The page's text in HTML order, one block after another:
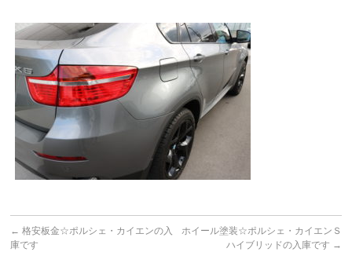
← 格安板金☆ポルシェ・カイエンの入
庫です
ホイール塗装☆ポルシェ・カイエンＳ
ハイブリッドの入庫です →